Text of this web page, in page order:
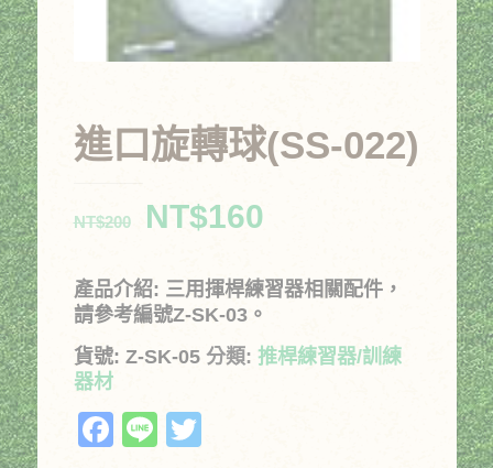
進口旋轉球(SS-022)
NT$200
原
價
格：
NT$200。
NT$160目
價
NT$160。
產品介紹: 三用揮桿練習器相關配件，
請參考編號Z-SK-03。
貨號: Z-SK-05 分類: 推桿練習器/訓練
器材
Facebook
Line